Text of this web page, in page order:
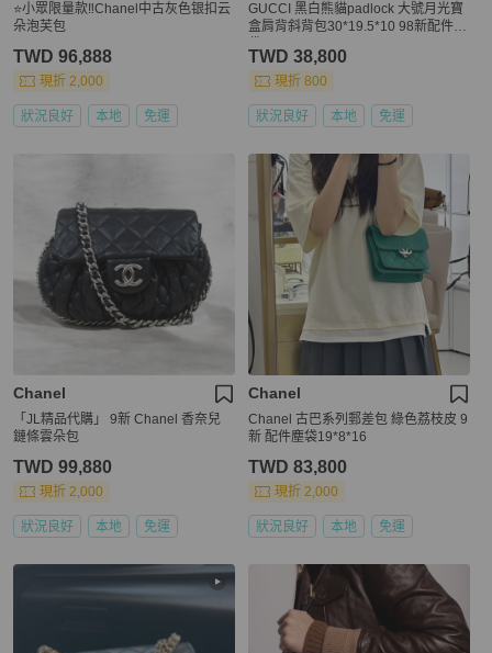
⭐️小眾限量款‼️Chanel中古灰色银扣云
朵泡芙包
TWD 96,888
現折 2,000
狀況良好 本地 免運
GUCCI 黑白熊貓padlock 大號月光寶
盒肩背斜背包30*19.5*10 98新配件塵
TWD 38,800
現折 800
狀況良好 本地 免運
Chanel
「JL精品代購」 9新 Chanel 香奈兒
鏈條雲朵包
TWD 99,880
現折 2,000
狀況良好 本地 免運
Chanel
Chanel 古巴系列郵差包 綠色荔枝皮 9
新 配件塵袋19*8*16
TWD 83,800
現折 2,000
狀況良好 本地 免運